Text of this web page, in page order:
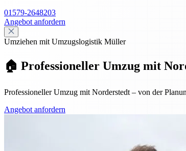
01579-2648203
Angebot anfordern
Umziehen mit Umzugslogistik Müller
🏠 Professioneller Umzug mit
Professioneller Umzug mit Norderstedt – von der
Angebot anfordern